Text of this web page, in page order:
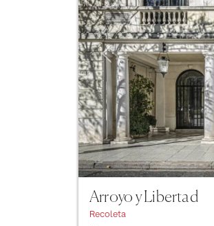
Previous
Arroyo y Libertad
Recoleta